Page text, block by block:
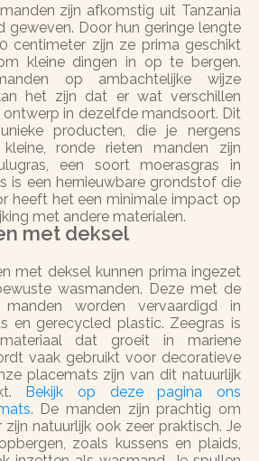
zijn afkomstig uit Tanzania
geweven. Door hun geringe lengte
centimeter zijn ze prima geschikt
kleine dingen in op te bergen.
op ambachtelijke wijze
het zijn dat er wat verschillen
in dezelfde mandsoort. Dit
producten, die je nergens
ronde rieten manden zijn
een soort moerasgras in
is een hernieuwbare grondstof die
heeft het een minimale impact op
met andere materialen.
met deksel
met deksel kunnen prima ingezet
wasmanden. Deze met de
worden vervaardigd in
en gerecycled plastic. Zeegras is
dat groeit in mariene
vaak gebruikt voor decoratieve
placemats zijn van dit natuurlijk
Bekijk op deze pagina ons
De manden zijn prachtig om
zijn natuurlijk ook zeer praktisch. Je
zoals kussens en plaids,